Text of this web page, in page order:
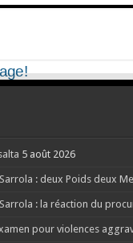
5 août 2026
: deux Poids deux
: la réaction du
pour violences